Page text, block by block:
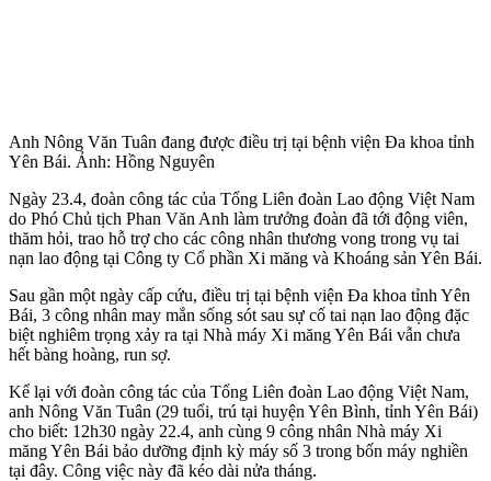
Anh Nông Văn Tuân đang được điều trị tại bệnh viện Đa khoa tỉnh
Yên Bái. Ảnh: Hồng Nguyên
Ngày 23.4, đoàn công tác của Tổng Liên đoàn Lao động Việt Nam
do Phó Chủ tịch Phan Văn Anh làm trưởng đoàn đã tới động viên,
thăm hỏi, trao hỗ trợ cho các công nhân thương vong trong vụ tai
nạn lao động tại Công ty Cổ phần Xi măng và Khoáng sản Yên Bái.
Sau gần một ngày cấp cứu, điều trị tại bệnh viện Đa khoa tỉnh Yên
Bái, 3 công nhân may mắn sống sót sau sự cố tai nạn lao động đặc
biệt nghiêm trọng xảy ra tại Nhà máy Xi măng Yên Bái vẫn chưa
hết bàng hoàng, run sợ.
Kể lại với đoàn công tác của Tổng Liên đoàn Lao động Việt Nam,
anh Nông Văn Tuân (29 tuổi, trú tại huyện Yên Bình, tỉnh Yên Bái)
cho biết: 12h30 ngày 22.4, anh cùng 9 công nhân Nhà máy Xi
măng Yên Bái bảo dưỡng định kỳ máy số 3 trong bốn máy nghiền
tại đây. Công việc này đã kéo dài nửa tháng.